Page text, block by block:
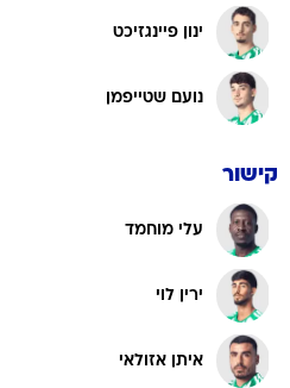
ינון פיינגזיכט
נועם שטייפמן
קישור
עלי מוחמד
ירין לוי
איתן אזולאי